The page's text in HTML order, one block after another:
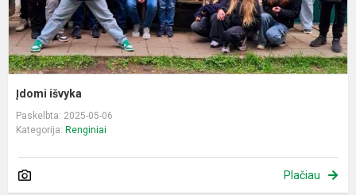
Įdomi išvyka
Paskelbta: 2025-05-06
Kategorija: Renginiai
Plačiau